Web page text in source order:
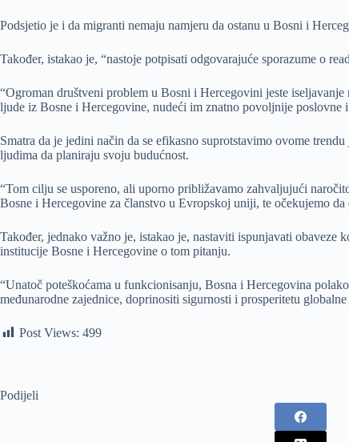
Podsjetio je i da migranti nemaju namjeru da ostanu u Bosni i
Također, istakao je, “nastoje potpisati odgovarajuće sporazume o
“Ogroman društveni problem u Bosni i Hercegovini jeste
ljude iz Bosne i Hercegovine, nudeći im znatno povoljnije
Smatra da je jedini način da se efikasno suprotstavimo ovome
ljudima da planiraju svoju budućnost.
“Tom cilju se usporeno, ali uporno približavamo zahvaljujući
Bosne i Hercegovine za članstvo u Evropskoj uniji, te očekujemo
Također, jednako važno je, istakao je, nastaviti ispunjavati
institucije Bosne i Hercegovine o tom pitanju.
“Unatoč poteškoćama u funkcionisanju, Bosna i Hercegovina
međunarodne zajednice, doprinositi sigurnosti i prosperitetu
Post Views: 499
Podijeli